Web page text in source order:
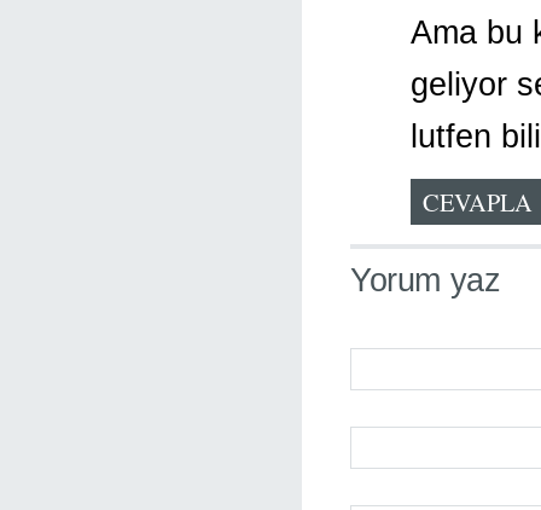
Ama bu
geliyor
lutfen
CEVAPLA
Yorum yaz